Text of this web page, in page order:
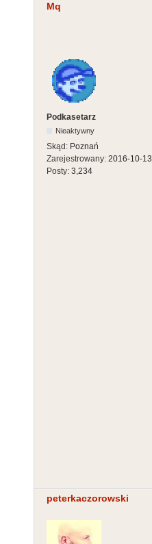
Mq
Podkasetarz
Nieaktywny
Skąd: Poznań
Zarejestrowany: 2016-10-13
Posty: 3,234
peterkaczorowski